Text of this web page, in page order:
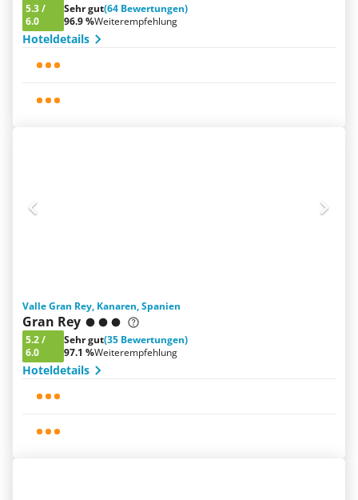
5.3/
6.0
Sehr gut(64 Bewertungen)
96.9 %Weiterempfehlung
Hoteldetails
Valle Gran Rey, Kanaren, Spanien
Gran Rey
5.2/
6.0
Sehr gut(35 Bewertungen)
97.1 %Weiterempfehlung
Hoteldetails